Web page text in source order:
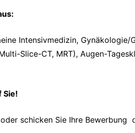
Intensivmedizin,
Slice-CT, MRT), Augen-
Sie!
schicken Sie Ihre Bewerbung